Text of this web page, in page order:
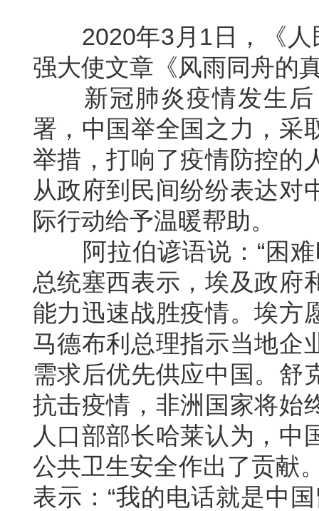
2020年3月1日，《人
强大使文章《风雨同舟的
新冠肺炎疫情发生
署，中国举全国之力，采
举措，打响了疫情防控的
从政府到民间纷纷表达对
际行动给予温暖帮助。
阿拉伯谚语说：“困
总统塞西表示，埃及政府
能力迅速战胜疫情。埃方
马德布利总理指示当地企
需求后优先供应中国。舒
抗击疫情，非洲国家将始
人口部部长哈莱认为，中
公共卫生安全作出了贡献
表示：“我的电话就是中